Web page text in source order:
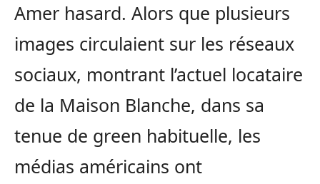
Amer hasard. Alors que plusieurs
images circulaient sur les réseaux
sociaux, montrant l’actuel locataire
de la Maison Blanche, dans sa
tenue de green habituelle, les
médias américains ont